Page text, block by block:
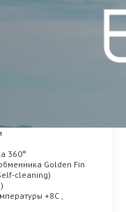
360°
Golden Fin
cleaning)
+8С ,